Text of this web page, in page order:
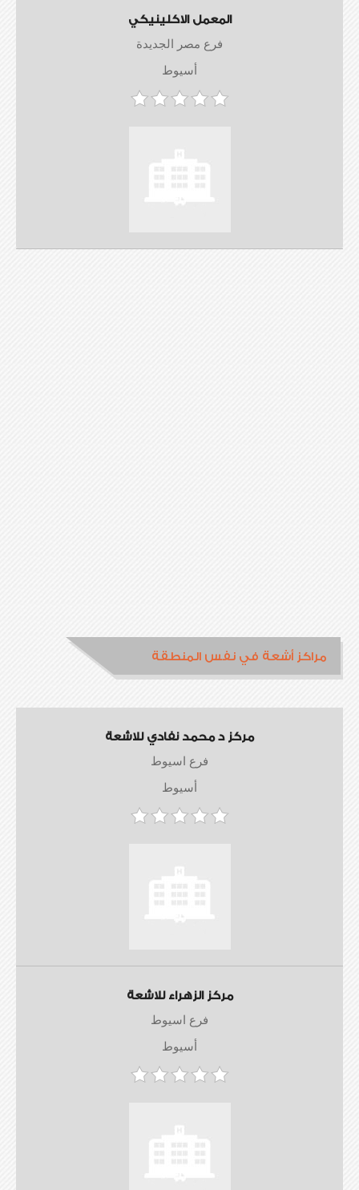
المعمل الاكلينيكي
فرع مصر الجديدة
أسيوط
مراكز أشعة في نفس المنطقة
مركز د محمد نفادي للاشعة
فرع اسيوط
أسيوط
مركز الزهراء للاشعة
فرع اسيوط
أسيوط